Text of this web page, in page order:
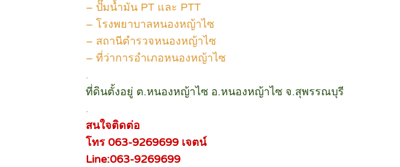
– ปั๊มน้ำมัน PT และ PTT
– โรงพยาบาลหนองหญ้าไซ
– สถานีตำรวจหนองหญ้าไซ
– ที่ว่าการอำเภอหนองหญ้าไซ
.
ที่ดินตั้งอยู่ ต.หนองหญ้าไซ อ.หนองหญ้าไซ จ.สุพรรณบุรี
.
สนใจติดต่อ
โทร 063-9269699 เจตน์
Line:063-9269699